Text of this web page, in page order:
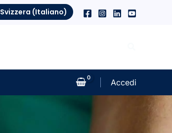
Svizzera (Italiano)
Accedi